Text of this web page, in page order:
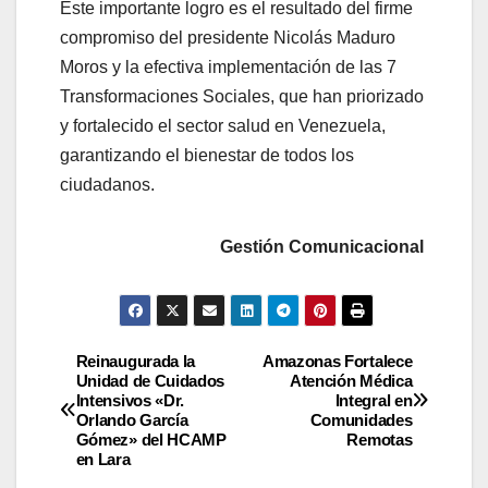
Este importante logro es el resultado del firme
compromiso del presidente Nicolás Maduro
Moros y la efectiva implementación de las 7
Transformaciones Sociales, que han priorizado
y fortalecido el sector salud en Venezuela,
garantizando el bienestar de todos los
ciudadanos.
Gestión Comunicacional
Amazonas Fortalece
Atención Médica
Integral en
Comunidades
Remotas
Reinaugurada la
Unidad de Cuidados
Intensivos «Dr.
Orlando García
Gómez» del HCAMP
en Lara